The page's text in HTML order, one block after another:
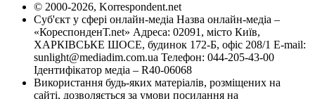
© 2000-2026, Korrespondent.net
Суб'єкт у сфері онлайн-медіа Назва онлайн-медіа –
«КореспонденТ.net» Адреса: 02091, місто Київ,
ХАРКІВСЬКЕ ШОСЕ, будинок 172-Б, офіс 208/1 E-mail:
sunlight@mediadim.com.ua Телефон: 044-205-43-00
Ідентифікатор медіа – R40-06068
Використання будь-яких матеріалів, розміщених на
сайті, дозволяється за умови посилання на